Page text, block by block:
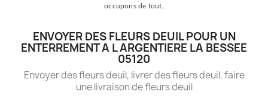
occupons de tout.
ENVOYER DES FLEURS DEUIL POUR UN
ENTERREMENT A L ARGENTIERE LA BESSEE
05120
Envoyer des fleurs deuil, livrer des fleurs deuil, faire
une livraison de fleurs deuil